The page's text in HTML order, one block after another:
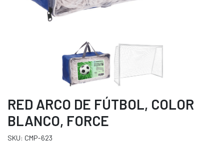
RED ARCO DE FÚTBOL, COLOR
BLANCO, FORCE
SKU: CMP-623